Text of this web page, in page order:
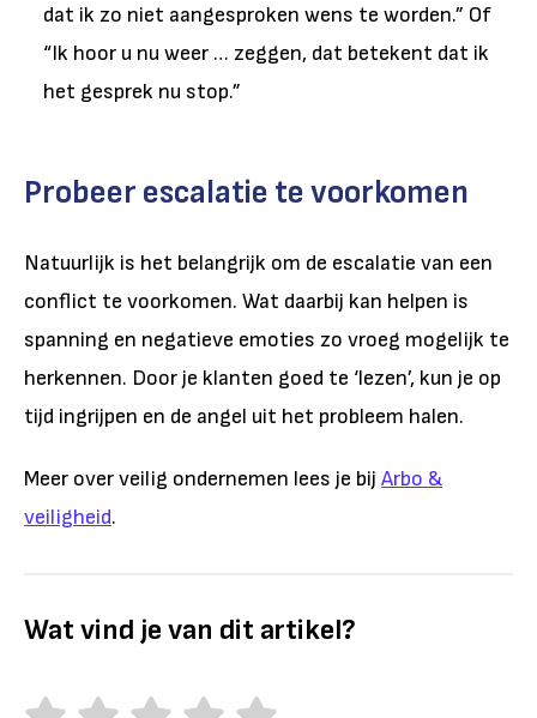
dat ik zo niet aangesproken wens te worden.” Of
“Ik hoor u nu weer … zeggen, dat betekent dat ik
het gesprek nu stop.”
Probeer escalatie te voorkomen
Natuurlijk is het belangrijk om de escalatie van een
conflict te voorkomen. Wat daarbij kan helpen is
spanning en negatieve emoties zo vroeg mogelijk te
herkennen. Door je klanten goed te ‘lezen’, kun je op
tijd ingrijpen en de angel uit het probleem halen.
Meer over veilig ondernemen lees je bij Arbo &
veiligheid.
Wat vind je van dit artikel?